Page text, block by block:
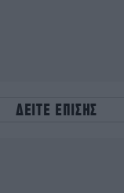
ΔΕΙΤΕ ΕΠΙΣΗΣ